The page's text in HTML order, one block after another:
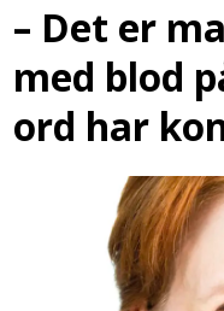
– Det er
med blod
ord har